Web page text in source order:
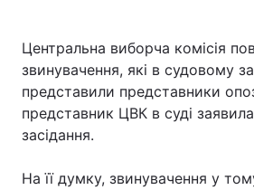
Центральна виборча комісія
звинувачення, які в судовому
представили представники
представник ЦВК в суді
засідання.
На її думку, звинувачення у